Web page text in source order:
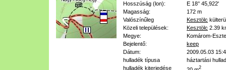
Hosszúság (lon):
E 18° 45,922'
Magasság:
172 m
Valószínűleg
Kesztölc
Közeli települések:
Kesztölc 2.39
Megye:
Komárom-
Bejelentő:
keep
Dátum:
2009.05.03
hulladék típusa
háztartási
hulladék kiterjedése
2